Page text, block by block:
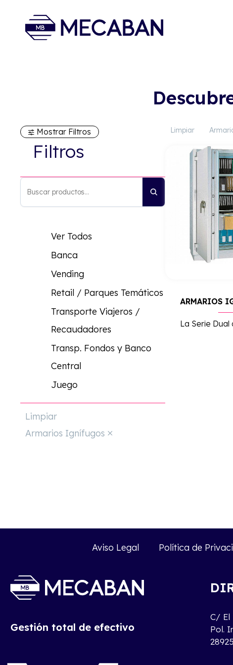
Mostrar Filtros
Filtros
Ver Todos
Banca
Vending
Retail / Parques Temáticos
Transporte Viajeros /
Recaudadores
Transp. Fondos y Banco
Central
Juego
Limpiar
Armarios Ignífugos
Limpiar
Aviso Legal Política de
Gestión total de efectivo
C/ El
Pol.